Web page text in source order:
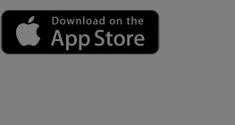
Play market